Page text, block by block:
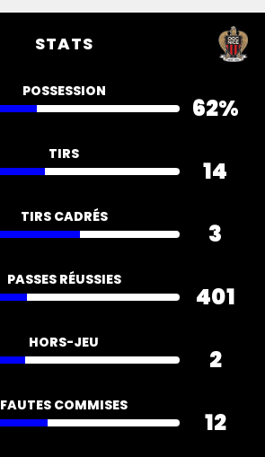
STATS
POSSESSION
62%
TIRS
14
TIRS CADRÉS
3
PASSES RÉUSSIES
401
HORS-JEU
2
FAUTES COMMISES
12